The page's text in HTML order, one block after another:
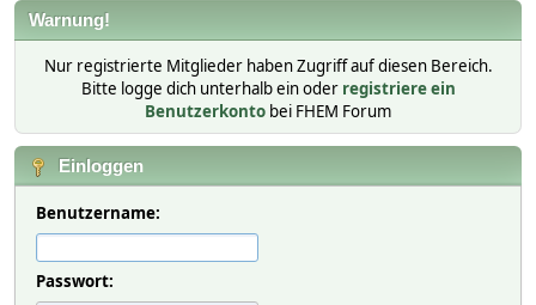
Warnung!
Nur registrierte Mitglieder haben Zugriff auf diesen Bereich.
Bitte logge dich unterhalb ein oder registriere ein
Benutzerkonto bei FHEM Forum
Einloggen
Benutzername:
Passwort: